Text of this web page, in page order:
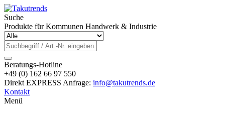
Suche
Produkte für Kommunen Handwerk & Industrie
Beratungs-Hotline
+49 (0) 162 66 97 550
Direkt EXPRESS Anfrage: info@takutrends.de
Kontakt
Menü